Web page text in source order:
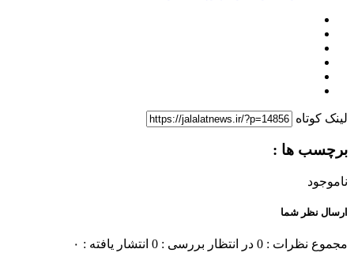
لینک کوتاه
برچسب ها :
ناموجود
ارسال نظر شما
مجموع نظرات : 0 در انتظار بررسی : 0 انتشار یافته : ۰